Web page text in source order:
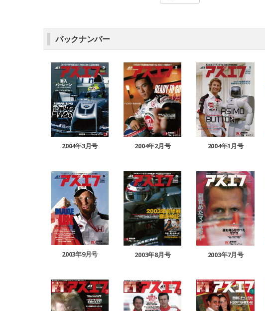
バックナンバー
2004年3月号 2004年2月号 2004年1月号
2003年9月号 2003年8月号 2003年7月号